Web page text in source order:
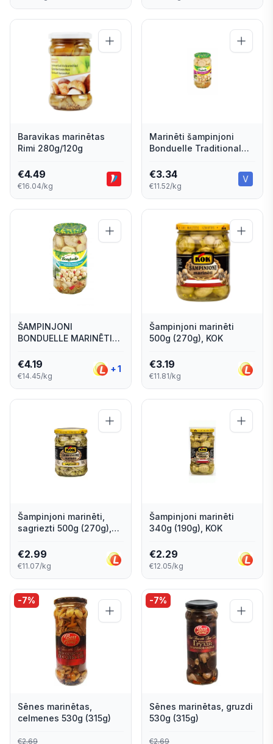
Baravikas marinētas
Rimi 280g/120g
€4.49
€16.04/kg
Marinēti šampinjoni
Bonduelle Traditional
€3.34
€11.52/kg
ŠAMPINJONI
BONDUELLE MARINĒTI
€4.19
€14.45/kg
+1
Šampinjoni marinēti
500g (270g), KOK
€3.19
€11.81/kg
Šampinjoni marinēti,
sagriezti 500g (270g),
€2.99
€11.07/kg
Šampinjoni marinēti
340g (190g), KOK
€2.29
€12.05/kg
-7%
Sēnes marinētas,
celmenes 530g (315g)
€2.69
-7%
Sēnes marinētas, gruzdi
530g (315g)
€2.69